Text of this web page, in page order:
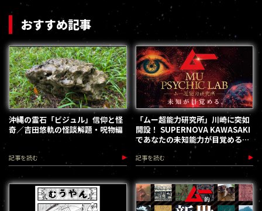
おすすめ記事
沖縄の霊石「ビジュル」信仰と怪
奇／吉田悠軌の怪談解題・呪物編
記事を読む
「ムー超能力研究所」川崎に突如
開設！ SUPERNOVA KAWASAKI
であなたの未知能力が目覚める
（2026.8.18-28）
記事を読む